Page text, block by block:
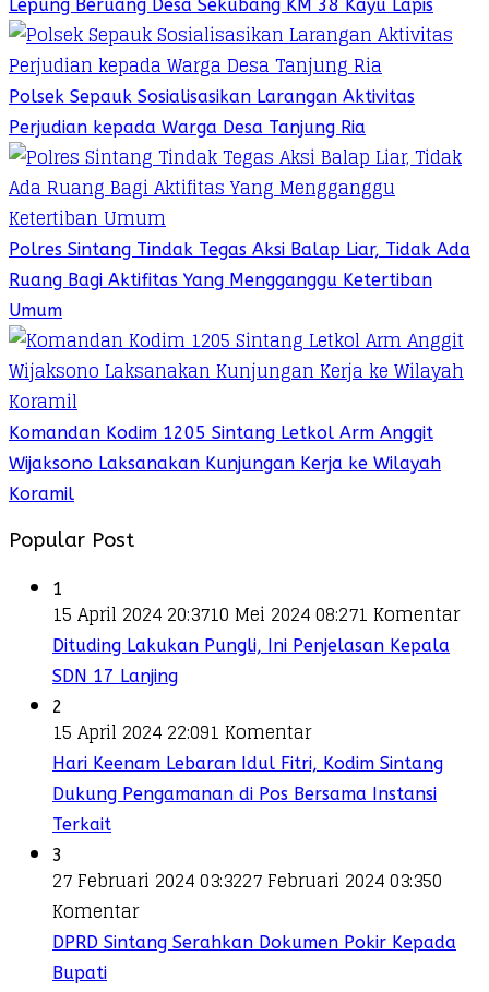
Lepung Beruang Desa Sekubang KM 38 Kayu Lapis
Polsek Sepauk Sosialisasikan Larangan Aktivitas
Perjudian kepada Warga Desa Tanjung Ria
Polres Sintang Tindak Tegas Aksi Balap Liar, Tidak Ada
Ruang Bagi Aktifitas Yang Mengganggu Ketertiban
Umum
Komandan Kodim 1205 Sintang Letkol Arm Anggit
Wijaksono Laksanakan Kunjungan Kerja ke Wilayah
Koramil
Popular Post
1
15 April 2024 20:3710 Mei 2024 08:271 Komentar
Dituding Lakukan Pungli, Ini Penjelasan Kepala
SDN 17 Lanjing
2
15 April 2024 22:091 Komentar
Hari Keenam Lebaran Idul Fitri, Kodim Sintang
Dukung Pengamanan di Pos Bersama Instansi
Terkait
3
27 Februari 2024 03:3227 Februari 2024 03:350
Komentar
DPRD Sintang Serahkan Dokumen Pokir Kepada
Bupati